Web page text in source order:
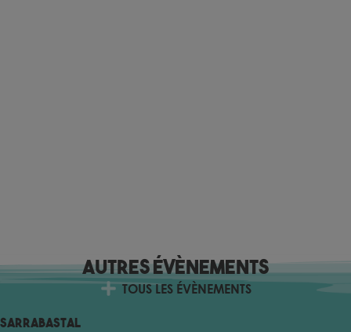
Autres évènements
TOUS LES ÉVÈNEMENTS
Sarrabastal